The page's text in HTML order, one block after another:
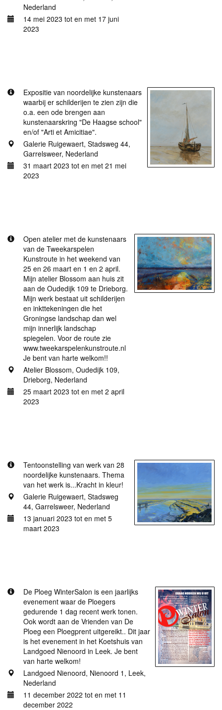
Nederland
14 mei 2023 tot en met 17 juni
2023
Expositie van noordelijke kunstenaars
waarbij er schilderijen te zien zijn die
o.a. een ode brengen aan
kunstenaarskring "De Haagse school"
en/of "Arti et Amicitiae".
Galerie Ruigewaert, Stadsweg 44,
Garrelsweer, Nederland
31 maart 2023 tot en met 21 mei
2023
Open atelier met de kunstenaars
van de Tweekarspelen
Kunstroute in het weekend van
25 en 26 maart en 1 en 2 april.
Mijn atelier Blossom aan huis zit
aan de Oudedijk 109 te Drieborg.
Mijn werk bestaat uit schilderijen
en inkttekeningen die het
Groningse landschap dan wel
mijn innerlijk landschap
spiegelen. Voor de route zie
www.tweekarspelenkunstroute.nl
Je bent van harte welkom!!
Atelier Blossom, Oudedijk 109,
Drieborg, Nederland
25 maart 2023 tot en met 2 april
2023
Tentoonstelling van werk van 28
noordelijke kunstenaars. Thema
van het werk is...Kracht in kleur!
Galerie Ruigewaert, Stadsweg
44, Garrelsweer, Nederland
13 januari 2023 tot en met 5
maart 2023
De Ploeg WinterSalon is een jaarlijks
evenement waar de Ploegers
gedurende 1 dag recent werk tonen.
Ook wordt aan de Vrienden van De
Ploeg een Ploegprent uitgereikt.. Dit jaar
is het evenement in het Koetshuis van
Landgoed Nienoord in Leek. Je bent
van harte welkom!
Landgoed Nienoord, Nienoord 1, Leek,
Nederland
11 december 2022 tot en met 11
december 2022